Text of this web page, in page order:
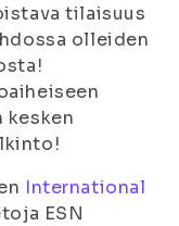
tilaisuus
olleiden
kesken
International
ESN